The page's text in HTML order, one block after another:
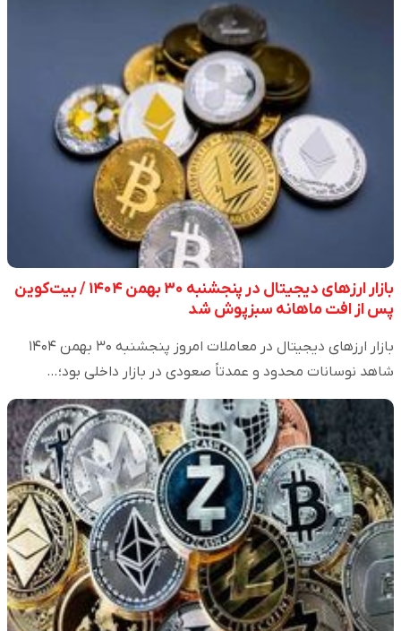
بازار ارزهای دیجیتال در پنجشنبه ۳۰ بهمن ۱۴۰۴ / بیت‌کوین
پس از افت ماهانه سبزپوش شد
بازار ارزهای دیجیتال در معاملات امروز پنجشنبه ۳۰ بهمن ۱۴۰۴
شاهد نوسانات محدود و عمدتاً صعودی در بازار داخلی بود؛…